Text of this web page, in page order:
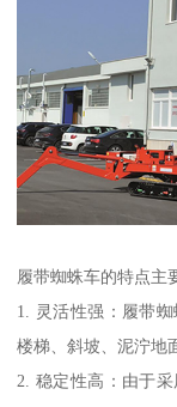
履带蜘蛛车的特点主
1. 灵活性强：履带
楼梯、斜坡、泥泞地
2. 稳定性高：由于